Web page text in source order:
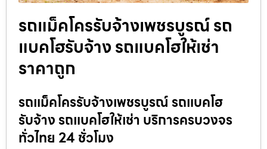
รถแม็คโครรับจ้างเพชรบูรณ์ รถ
แบคโฮรับจ้าง รถแบคโฮให้เช่า
ราคาถูก
รถแม็คโครรับจ้างเพชรบูรณ์ รถแบคโฮ
รับจ้าง รถแบคโฮให้เช่า บริการครบวงจร
ทั่วไทย 24 ชั่วโมง